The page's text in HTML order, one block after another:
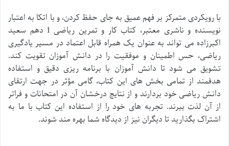
با رویکردی متمرکز بر فهم عمیق به جای حفظ کردن، و با اتکا به اعتبار
نویسنده و ناشری معتبر، کتاب کار و تمرین ریاضی 1 دهم سعید
اکبرزاده می تواند به عنوان یک همراه قابل اعتماد در مسیر یادگیری
ریاضی، حس اطمینان و موفقیت را در دانش آموزان تقویت کند.
تشویق می شود تا دانش آموزان با برنامه ریزی دقیق و استفاده
هدفمند از تمامی بخش های این کتاب، گامی مؤثر در جهت ارتقای
دانش ریاضی خود بردارند و از نتایج درخشان آن در امتحانات و فراتر
از آن لذت ببرند. تجربه های خود را از استفاده این کتاب با ما به
اشتراک بگذارید تا دیگران نیز از دیدگاه شما بهره مند شوند.